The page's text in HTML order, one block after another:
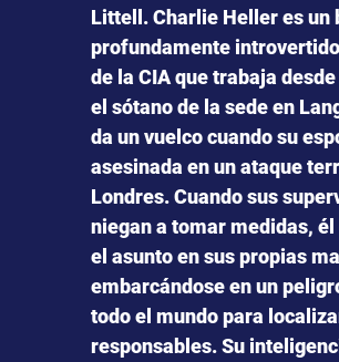
Littell. Charlie Heller es
profundamente
de la CIA que trabaja
el sótano de la sede en
da un vuelco cuando su
asesinada en un ataque
Londres. Cuando sus
niegan a tomar medidas,
el asunto en sus propias
embarcándose en un
todo el mundo para
responsables. Su